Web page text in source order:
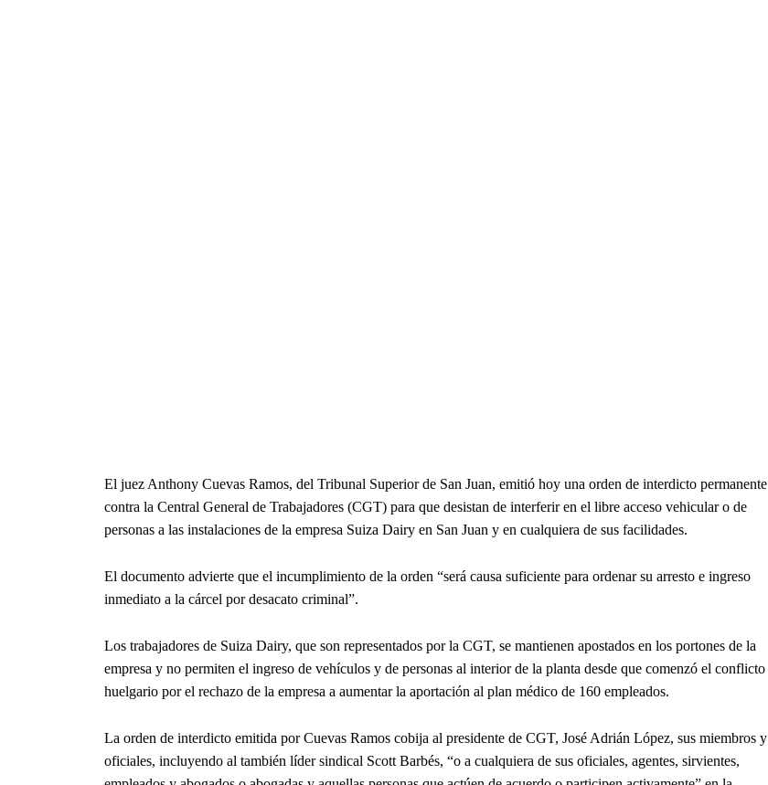
El juez Anthony Cuevas Ramos, del Tribunal Superior de San Juan, emitió hoy una orden de interdicto permanente
contra la Central General de Trabajadores (CGT) para que desistan de interferir en el libre acceso vehicular o de
personas a las instalaciones de la empresa Suiza Dairy en San Juan y en cualquiera de sus facilidades.
El documento advierte que el incumplimiento de la orden “será causa suficiente para ordenar su arresto e ingreso
inmediato a la cárcel por desacato criminal”.
Los trabajadores de Suiza Dairy, que son representados por la CGT, se mantienen apostados en los portones de la
empresa y no permiten el ingreso de vehículos y de personas al interior de la planta desde que comenzó el conflicto
huelgario por el rechazo de la empresa a aumentar la aportación al plan médico de 160 empleados.
La orden de interdicto emitida por Cuevas Ramos cobija al presidente de CGT, José Adrián López, sus miembros y
oficiales, incluyendo al también líder sindical Scott Barbés, “o a cualquiera de sus oficiales, agentes, sirvientes,